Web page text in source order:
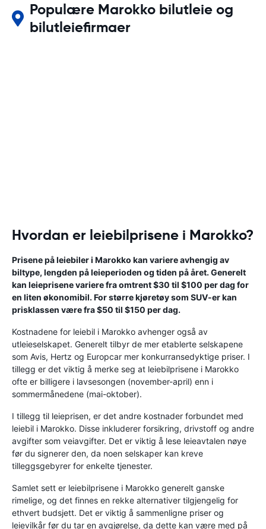
Populære Marokko bilutleie og
bilutleiefirmaer
Hvordan er leiebilprisene i Marokko?
Prisene på leiebiler i Marokko kan variere avhengig av
biltype, lengden på leieperioden og tiden på året. Generelt
kan leieprisene variere fra omtrent $30 til $100 per dag for
en liten økonomibil. For større kjøretøy som SUV-er kan
prisklassen være fra $50 til $150 per dag.
Kostnadene for leiebil i Marokko avhenger også av
utleieselskapet. Generelt tilbyr de mer etablerte selskapene
som Avis, Hertz og Europcar mer konkurransedyktige priser. I
tillegg er det viktig å merke seg at leiebilprisene i Marokko
ofte er billigere i lavsesongen (november-april) enn i
sommermånedene (mai-oktober).
I tillegg til leieprisen, er det andre kostnader forbundet med
leiebil i Marokko. Disse inkluderer forsikring, drivstoff og andre
avgifter som veiavgifter. Det er viktig å lese leieavtalen nøye
før du signerer den, da noen selskaper kan kreve
tilleggsgebyrer for enkelte tjenester.
Samlet sett er leiebilprisene i Marokko generelt ganske
rimelige, og det finnes en rekke alternativer tilgjengelig for
ethvert budsjett. Det er viktig å sammenligne priser og
leievilkår før du tar en avgjørelse, da dette kan være med på